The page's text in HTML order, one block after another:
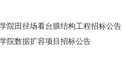
院田径场看台膜结构工程招标公告
院数据扩容项目招标公告